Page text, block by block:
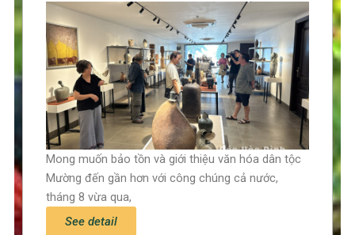
Mong muốn bảo tồn và giới thiệu văn hóa dân tộc
Mường đến gần hơn với công chúng cả nước,
tháng 8 vừa qua,
See detail